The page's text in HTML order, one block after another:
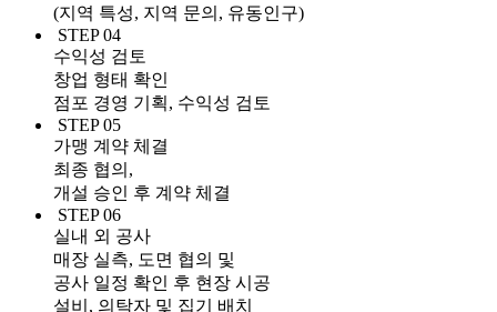
(지역 특성, 지역 문의, 유동인구)
STEP 04
수익성 검토
창업 형태 확인
점포 경영 기획, 수익성 검토
STEP 05
가맹 계약 체결
최종 협의,
개설 승인 후 계약 체결
STEP 06
실내 외 공사
매장 실측, 도면 협의 및
공사 일정 확인 후 현장 시공
설비, 의탁자 및 집기 배치